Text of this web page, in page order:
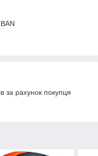
за рахунок покупця